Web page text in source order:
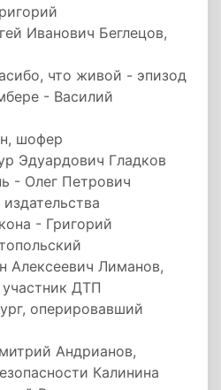
Иванович Беглецов,
что живой - эпизод
- Василий
шофер
Эдуардович Гладков
- Олег Петрович
- Григорий
Алексеевич Лиманов,
ДТП
оперировавший
Андрианов,
Калинина